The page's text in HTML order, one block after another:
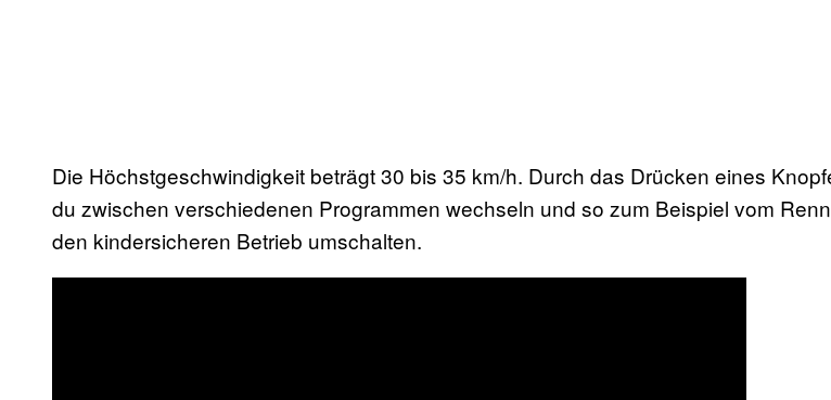
Die Höchstgeschwindigkeit beträgt 30 bis 35 km/h. Durch das Drücken eines
du zwischen verschiedenen Programmen wechseln und so zum Beispiel vom
den kindersicheren Betrieb umschalten.